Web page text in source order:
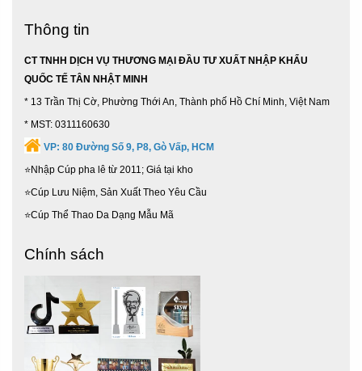
Thông tin
CT TNHH DỊCH VỤ THƯƠNG MẠI ĐẦU TƯ XUẤT NHẬP KHẨU
QUỐC TẾ TÂN NHẬT MINH
* 13 Trần Thị Cờ, Phường Thới An, Thành phố Hồ Chí Minh, Việt Nam
* MST: 0311160630
VP: 80 Đường Số 9, P8, Gò Vấp, HCM
⭐Nhập Cúp pha lê từ 2011; Giá tại kho
⭐Cúp Lưu Niệm, Sản Xuất Theo Yêu Cầu
⭐Cúp Thể Thao Da Dạng Mẫu Mã
Chính sách